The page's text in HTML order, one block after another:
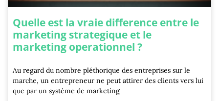
Quelle est la vraie difference entre le
marketing strategique et le
marketing operationnel ?
Au regard du nombre pléthorique des entreprises sur le
marche, un entrepreneur ne peut attirer des clients vers lui
que par un système de marketing